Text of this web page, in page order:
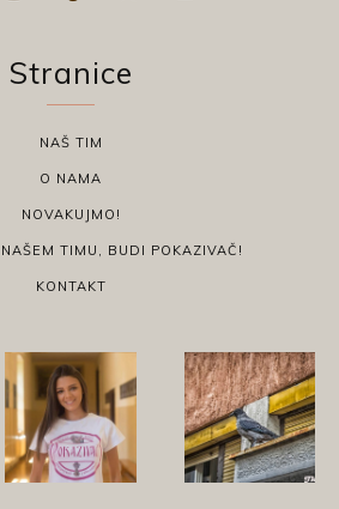
Stranice
NAŠ TIM
O NAMA
NOVAKUJMO!
TIMU, BUDI POKAZIVAČ!
KONTAKT